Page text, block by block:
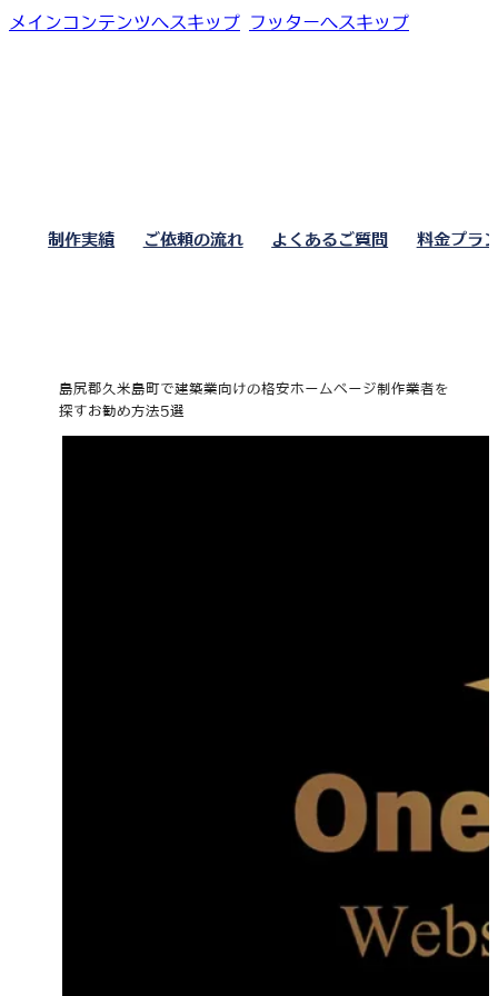
メインコンテンツへスキップ フッターへスキップ
制作実績 ご依頼の流れ よくあるご質問 料金プラ
島尻郡久米島町で建築業向けの格安ホームページ制作業者を
探すお勧め方法5選